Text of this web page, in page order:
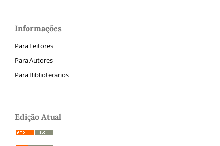
Informações
Para Leitores
Para Autores
Para Bibliotecários
Edição Atual